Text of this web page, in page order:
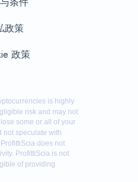
政策
政策